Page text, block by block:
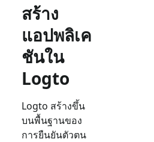
สร้าง
แอปพลิเค
ชันใน
Logto
Logto สร้างขึ้น
บนพื้นฐานของ
การยืนยันตัวตน